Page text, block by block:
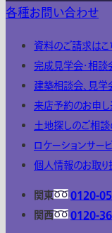
各種お問い合わせ
資料のご請求はこ
完成見学会・相
建築相談会、見
来店予約のお申し
土地探しのご相談
ロケーションサー
個人情報のお取
関東
0120-
関西
0120-